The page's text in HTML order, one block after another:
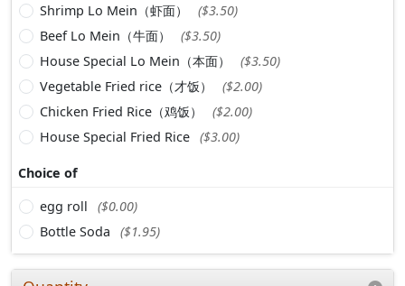
Shrimp Lo Mein（虾面）
($3.50)
Beef Lo Mein（牛面）
($3.50)
House Special Lo Mein（本面）
($3.50)
Vegetable Fried rice（才饭）
($2.00)
Chicken Fried Rice（鸡饭）
($2.00)
House Special Fried Rice ($3.00)
Choice of
egg roll
($0.00)
Bottle Soda
($1.95)